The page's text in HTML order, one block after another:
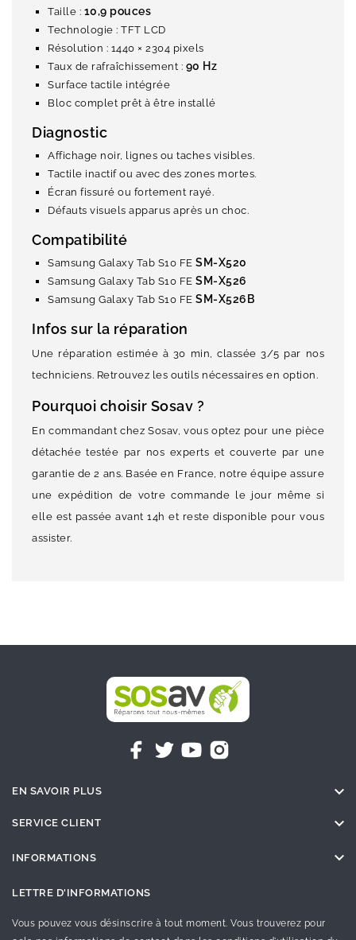
Taille : 10,9 pouces
Technologie : TFT LCD
Résolution : 1440 × 2304 pixels
Taux de rafraîchissement : 90 Hz
Surface tactile intégrée
Bloc complet prêt à être installé
Diagnostic
Affichage noir, lignes ou taches visibles.
Tactile inactif ou avec des zones mortes.
Écran fissuré ou fortement rayé.
Défauts visuels apparus après un choc.
Compatibilité
Samsung Galaxy Tab S10 FE SM-X520
Samsung Galaxy Tab S10 FE SM-X526
Samsung Galaxy Tab S10 FE SM-X526B
Infos sur la réparation
Une réparation estimée à 30 min, classée 3/5 par nos
techniciens. Retrouvez les outils nécessaires en option.
Pourquoi choisir Sosav ?
En commandant chez Sosav, vous optez pour une pièce
détachée testée par nos experts et couverte par une
garantie de 2 ans. Basée en France, notre équipe assure
une expédition de votre commande le jour même si
elle est passée avant 14h et reste disponible pour vous
assister.
EN SAVOIR PLUS 
SERVICE CLIENT 
INFORMATIONS 
LETTRE D'INFORMATIONS
Vous pouvez vous désinscrire à tout moment. Vous trouverez pour